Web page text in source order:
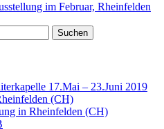
im Februar, Rheinfelden
17.Mai – 23.Juni 2019
(CH)
in Rheinfelden (CH)